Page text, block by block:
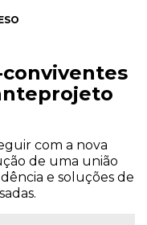
com a nova
de uma união
e soluções de